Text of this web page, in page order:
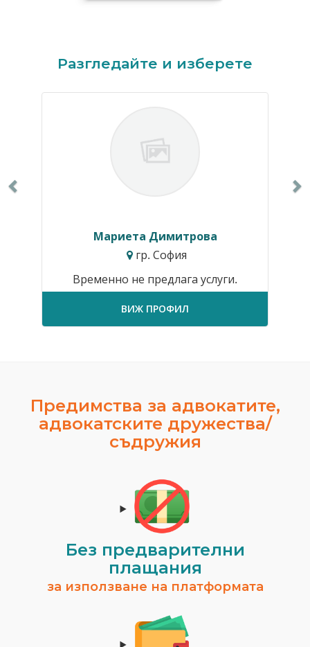
Разгледайте и изберете
Мариета Димитрова
гр. София
Временно не предлага услуги.
ВИЖ ПРОФИЛ
Предимства за адвокатите,
адвокатските дружества/
съдружия
Без предварителни
плащания
за използване на платформата